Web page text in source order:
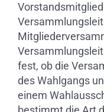
fest, ob die
des Wahlgangs
einem